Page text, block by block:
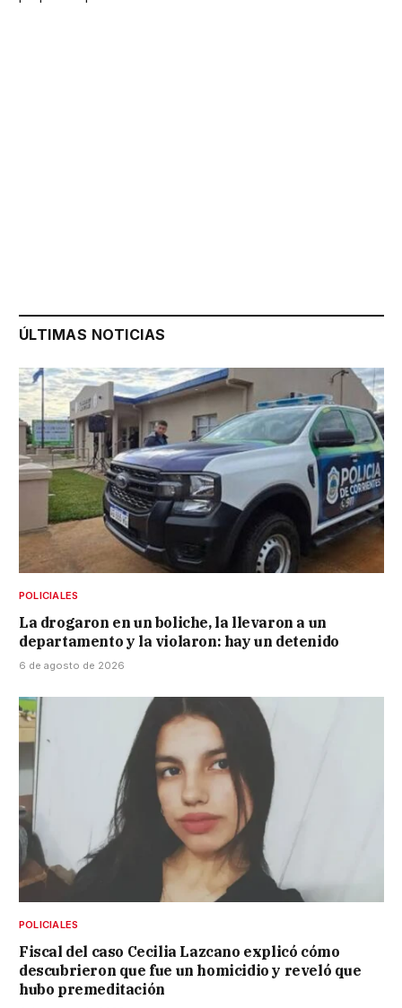
ÚLTIMAS NOTICIAS
POLICIALES
La drogaron en un boliche, la llevaron a un
departamento y la violaron: hay un detenido
6 de agosto de 2026
POLICIALES
Fiscal del caso Cecilia Lazcano explicó cómo
descubrieron que fue un homicidio y reveló que
hubo premeditación